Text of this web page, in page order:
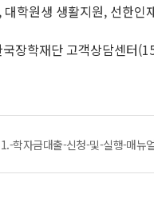
학원생 생활지원, 선한
장학재단 고객상담센터
1.-학자금대출-신청-및-실행-매